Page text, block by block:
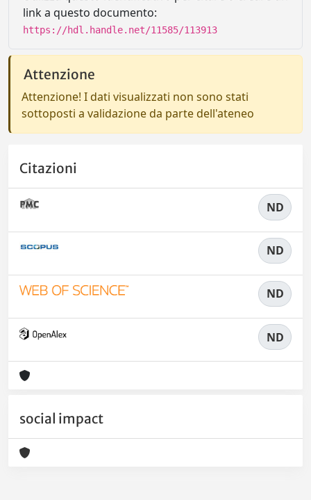
link a questo documento:
https://hdl.handle.net/11585/113913
Attenzione
Attenzione! I dati visualizzati non sono stati
sottoposti a validazione da parte dell'ateneo
Citazioni
ND
ND
ND
ND
social impact